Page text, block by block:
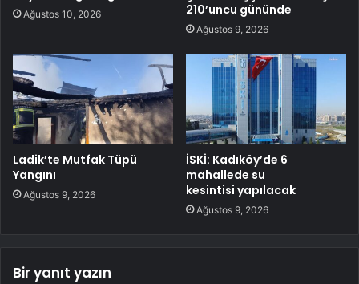
Ağustos 10, 2026
210’uncu gününde
Ağustos 9, 2026
Ladik’te Mutfak Tüpü
Yangını
Ağustos 9, 2026
İSKİ: Kadıköy’de 6
mahallede su
kesintisi yapılacak
Ağustos 9, 2026
Bir yanıt yazın